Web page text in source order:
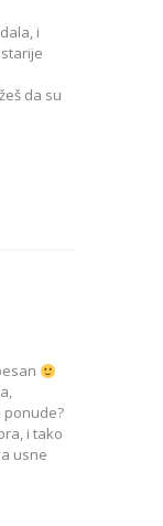
i
da su
ponude?
i tako
usne